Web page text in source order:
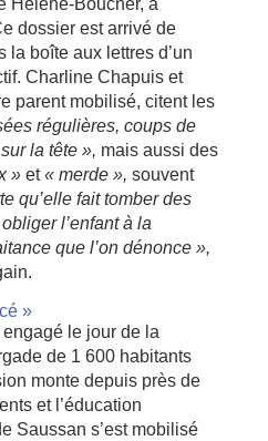
Hélène-Boucher, à
dossier est arrivé de
la boîte aux lettres d’un
Charline Chapuis et
parent mobilisé, citent les
régulières, coups de
la tête », mais aussi des
»et« merde », souvent
qu’elle fait tomber des
l’enfant à la
que l’on dénonce »,
»
engagé le jour de la
de 1 600 habitants
monte depuis près de
et l’éducation
Saussan s’est mobilisé